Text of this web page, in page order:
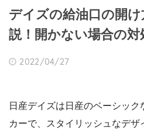
デイズの給油口の開
説！開かない場合の対
2022/04/27
日産デイズは日産のベーシック
カーで、スタイリッシュなデザ